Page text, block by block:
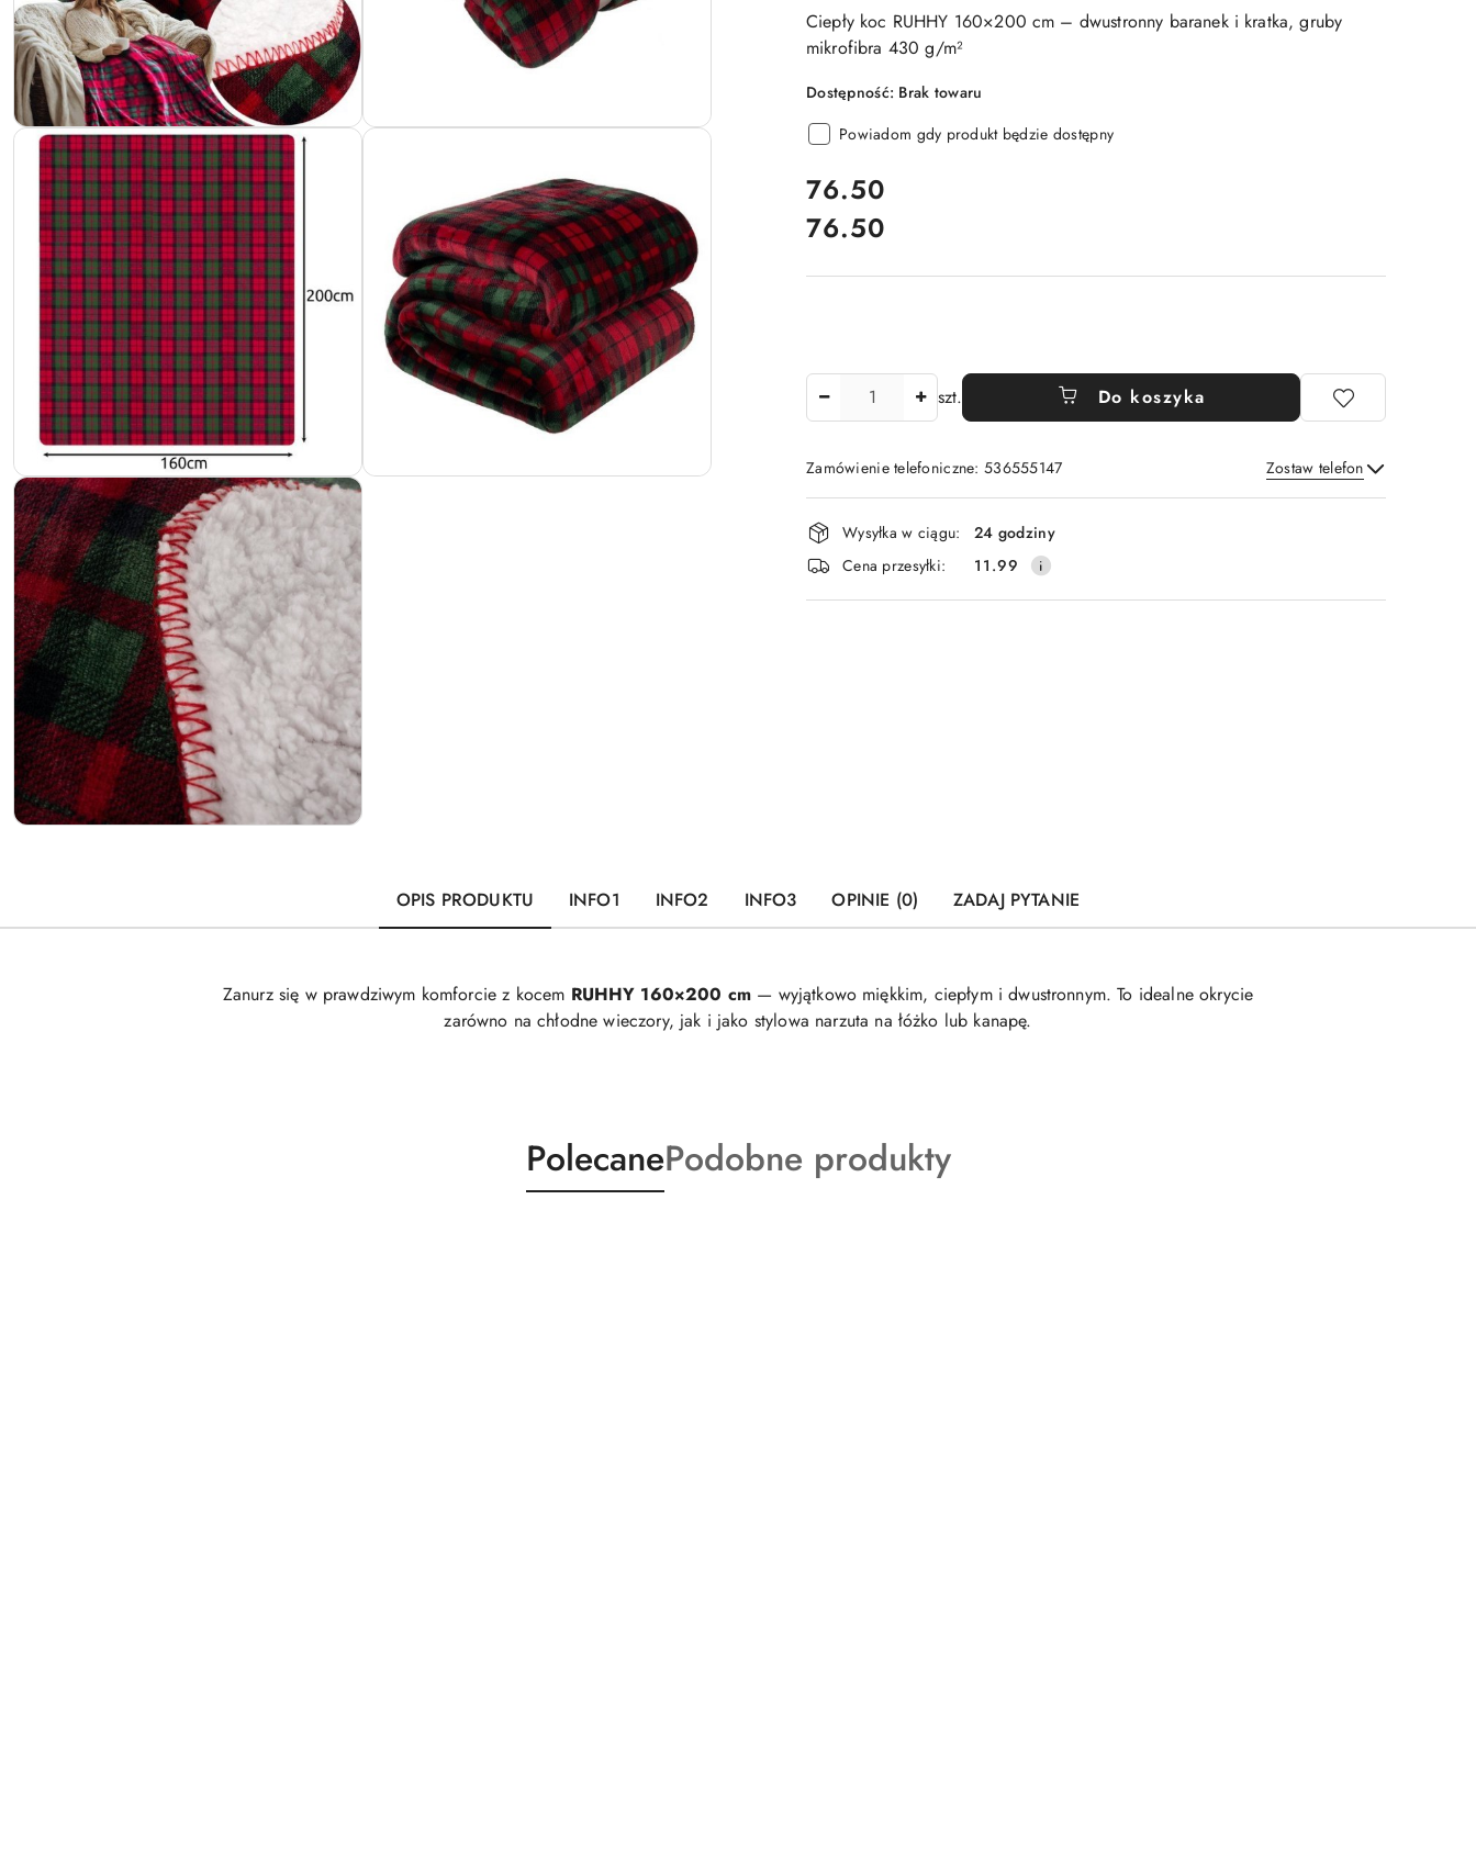
Ciepły koc RUHHY 160×200 cm – dwustronny baranek i kratka, gruby
mikrofibra 430 g/m²
Dostępność: Brak towaru
Powiadom gdy produkt będzie dostępny
cena:
76.50
Cena:
76.50
szt. Do koszyka
Zamówienie telefoniczne: 536555147 Zostaw telefon
Wyślij
Dostępność
i
dostawa
Wysyłka w ciągu:
24 godziny
Cena przesyłki:
11.99
OPIS PRODUKTU INFO1 INFO2 INFO3 OPINIE (0) ZADAJ PYTANIE
Zanurz się w prawdziwym komforcie z kocem RUHHY 160×200 cm — wyjątkowo miękkim, ciepłym i dwustronnym. To idealne okrycie
zarówno na chłodne wieczory, jak i jako stylowa narzuta na łóżko lub kanapę.
Produkty
o
PolecaneProdukty
o
Podobne produkty